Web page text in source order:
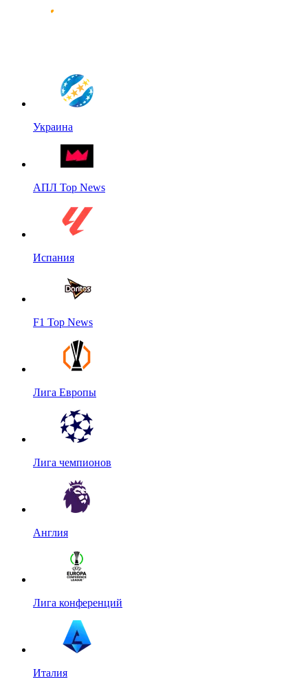
Украина
АПЛ Top News
Испания
F1 Top News
Лига Европы
Лига чемпионов
Англия
Лига конференций
Италия